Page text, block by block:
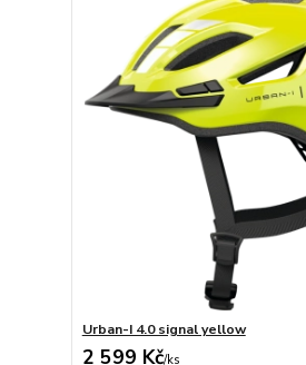
Urban-I 4.0 signal yellow
2 599 Kč/ks